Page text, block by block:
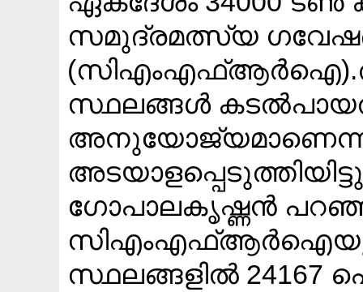
സമുദ്രമത്സ്യ
സ്ഥലങ്ങൾ
ഗോപാലകൃഷ്ണൻ
സ്ഥലങ്ങളിൽ 24167